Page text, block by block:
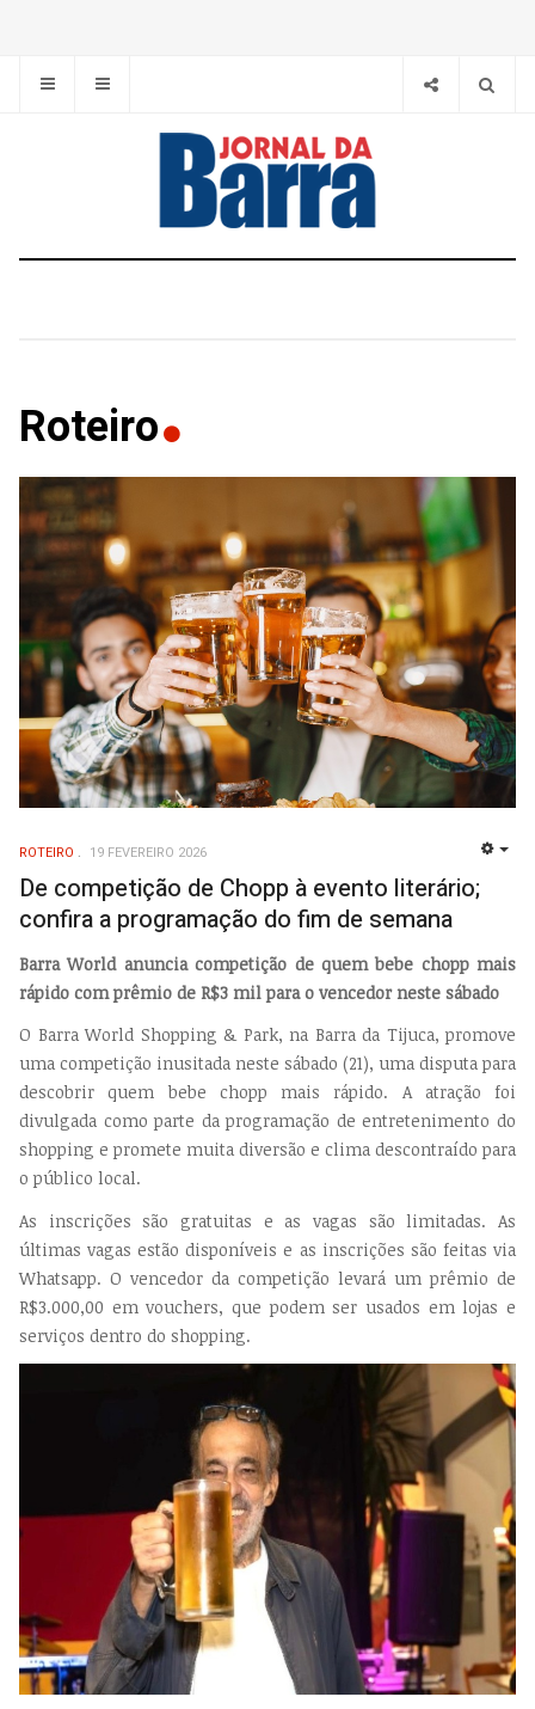
Roteiro
ROTEIRO 19 FEVEREIRO 2026
De competição de Chopp à evento literário;
confira a programação do fim de semana
Barra World anuncia competição de quem bebe chopp mais
rápido com prêmio de R$3 mil para o vencedor neste sábado
O Barra World Shopping & Park, na Barra da Tijuca, promove
uma competição inusitada neste sábado (21), uma disputa para
descobrir quem bebe chopp mais rápido. A atração foi
divulgada como parte da programação de entretenimento do
shopping e promete muita diversão e clima descontraído para
o público local.
As inscrições são gratuitas e as vagas são limitadas. As
últimas vagas estão disponíveis e as inscrições são feitas via
Whatsapp. O vencedor da competição levará um prêmio de
R$3.000,00 em vouchers, que podem ser usados em lojas e
serviços dentro do shopping.